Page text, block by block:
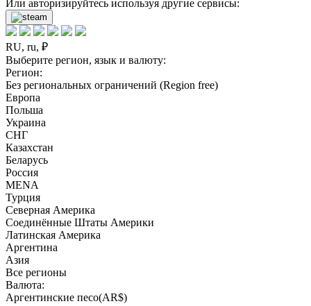
Или авторизируйтесь используя другие сервисы:
RU, ru, ₽
Выберите регион, язык и валюту:
Регион:
Без региональных ограничений (Region free)
Европа
Польша
Украина
СНГ
Казахстан
Беларусь
Россия
MENA
Турция
Северная Америка
Соединённые Штаты Америки
Латинская Америка
Аргентина
Азия
Все регионы
Валюта:
Аргентинские песо(AR$)